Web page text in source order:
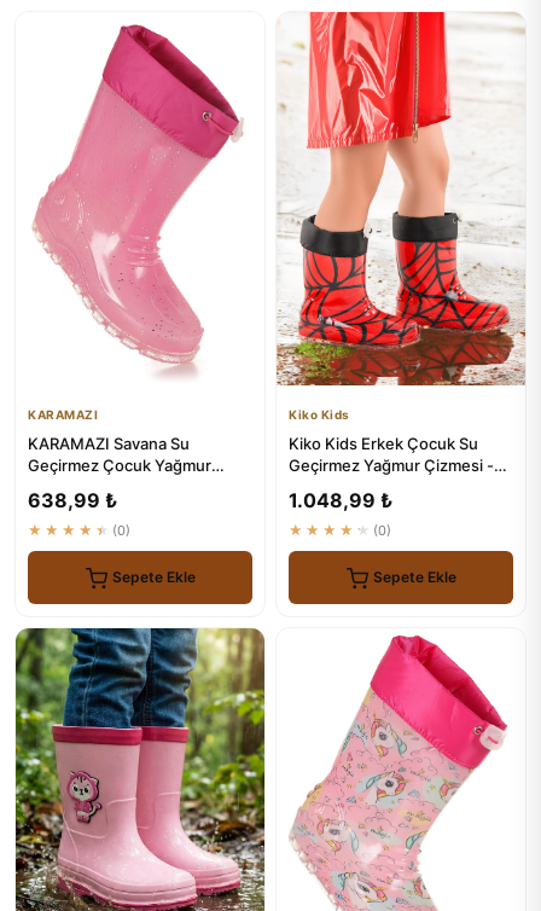
KARAMAZI
KARAMAZI Savana Su
Geçirmez Çocuk Yağmur
638,99 ₺
★★★★★ (0)
Sepete Ekle
Kiko Kids
Kiko Kids Erkek Çocuk Su
Geçirmez Yağmur Çizmesi -
1.048,99 ₺
★★★★★ (0)
Sepete Ekle